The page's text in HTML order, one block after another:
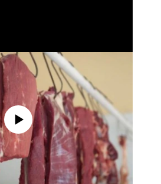
currently available